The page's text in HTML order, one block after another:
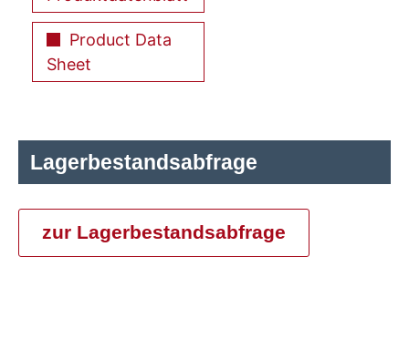
Product Data
Sheet
Lagerbestandsabfrage
zur Lagerbestandsabfrage